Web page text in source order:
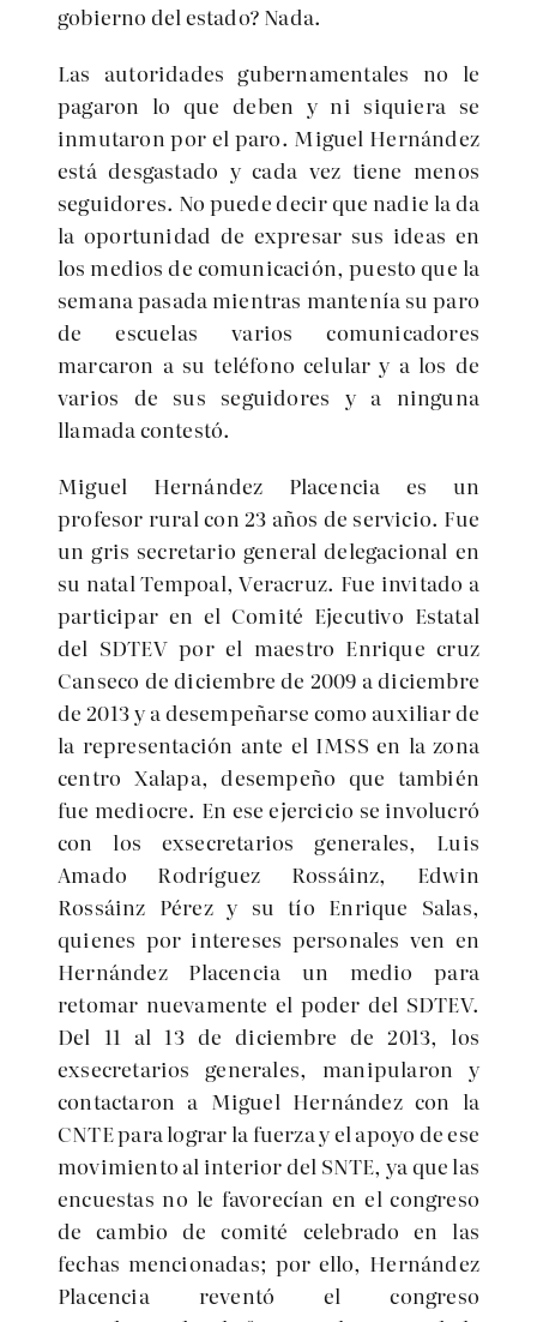
gobierno del estado? Nada.
Las autoridades gubernamentales no le
pagaron lo que deben y ni siquiera se
inmutaron por el paro. Miguel Hernández
está desgastado y cada vez tiene menos
seguidores. No puede decir que nadie la da
la oportunidad de expresar sus ideas en
los medios de comunicación, puesto que la
semana pasada mientras mantenía su paro
de escuelas varios comunicadores
marcaron a su teléfono celular y a los de
varios de sus seguidores y a ninguna
llamada contestó.
Miguel Hernández Placencia es un
profesor rural con 23 años de servicio. Fue
un gris secretario general delegacional en
su natal Tempoal, Veracruz. Fue invitado a
participar en el Comité Ejecutivo Estatal
del SDTEV por el maestro Enrique cruz
Canseco de diciembre de 2009 a diciembre
de 2013 y a desempeñarse como auxiliar de
la representación ante el IMSS en la zona
centro Xalapa, desempeño que también
fue mediocre. En ese ejercicio se involucró
con los exsecretarios generales, Luis
Amado Rodríguez Rossáinz, Edwin
Rossáinz Pérez y su tío Enrique Salas,
quienes por intereses personales ven en
Hernández Placencia un medio para
retomar nuevamente el poder del SDTEV.
Del 11 al 13 de diciembre de 2013, los
exsecretarios generales, manipularon y
contactaron a Miguel Hernández con la
CNTE para lograr la fuerza y el apoyo de ese
movimiento al interior del SNTE, ya que las
encuestas no le favorecían en el congreso
de cambio de comité celebrado en las
fechas mencionadas; por ello, Hernández
Placencia reventó el congreso